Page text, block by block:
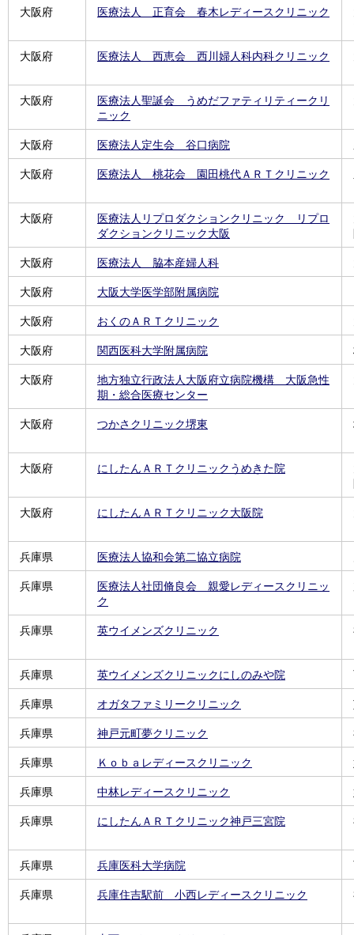
大阪府 医療法人 正育会 春木レディースクリニック
大阪府 医療法人 西恵会 西川婦人科内科クリニック
大阪府
医療法人聖誕会 うめだファティリティークリ
ニック
大阪府 医療法人定生会 谷口病院
大阪府 医療法人 桃花会 園田桃代ＡＲＴクリニック
大阪府
医療法人リプロダクションクリニック リプロ
ダクションクリニック大阪
大阪府 医療法人 脇本産婦人科
大阪府 大阪大学医学部附属病院
大阪府 おくのＡＲＴクリニック
大阪府 関西医科大学附属病院
大阪府
地方独立行政法人大阪府立病院機構 大阪急性
期・総合医療センター
大阪府 つかさクリニック堺東
大阪府 にしたんＡＲＴクリニックうめきた院
大阪府 にしたんＡＲＴクリニック大阪院
兵庫県 医療法人協和会第二協立病院
兵庫県
医療法人社団脩良会 親愛レディースクリニッ
ク
兵庫県 英ウイメンズクリニック
兵庫県 英ウイメンズクリニックにしのみや院
兵庫県 オガタファミリークリニック
兵庫県 神戸元町夢クリニック
兵庫県 Ｋｏｂａレディースクリニック
兵庫県 中林レディースクリニック
兵庫県 にしたんＡＲＴクリニック神戸三宮院
兵庫県 兵庫医科大学病院
兵庫県 兵庫住吉駅前 小西レディースクリニック